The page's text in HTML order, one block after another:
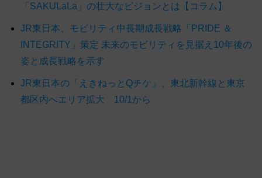
「SAKULaLa」の壮大なビジョンとは【コラム】
JR東日本、モビリティ中長期成長戦略「PRIDE ＆
INTEGRITY」策定 未来のモビリティを見据え10年後の
姿と成長戦略を示す
JR東日本の「えきねっとQチケ」、東北新幹線と東京
都区内へエリア拡大 10/1から